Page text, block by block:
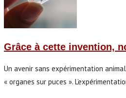
Grâce à cette invention,
Un avenir sans expérimentation
« organes sur puces ».